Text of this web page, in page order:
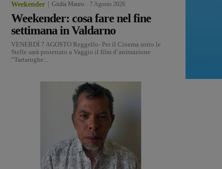
Weekender Giulia Mauro 7 Agosto 2026
Weekender: cosa fare nel fine
settimana in Valdarno
VENERDÌ 7 AGOSTO Reggello- Per il Cinema sotto le
Stelle sarà proiettato a Vaggio il film d’animazione
“Tartarughe...